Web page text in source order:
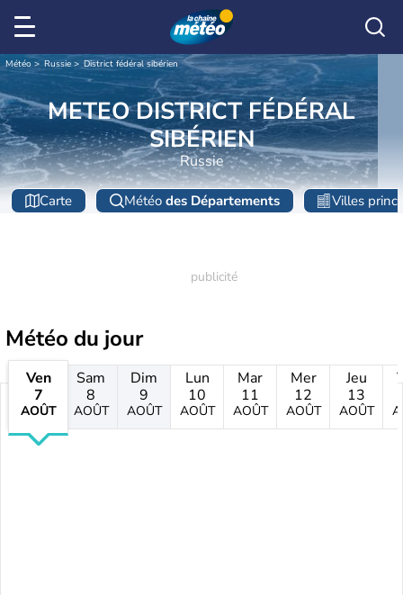
Météo Russie District fédéral sibérien
METEO DISTRICT FÉDÉRAL
SIBÉRIEN
Russie
Carte Météo des Départements Villes
Météo du jour
Ven
7
AOÛT
Sam
8
AOÛT
Dim
9
AOÛT
Lun
10
AOÛT
Mar
11
AOÛT
Mer
12
AOÛT
Jeu
13
AOÛT